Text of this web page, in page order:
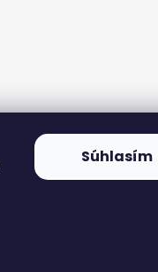
Súhlasím